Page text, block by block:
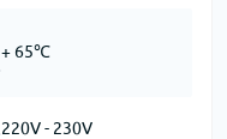
+ 65℃
220V - 230V